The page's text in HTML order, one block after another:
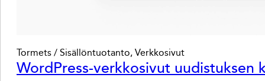
Tormets / Sisällöntuotanto, Verkkosivut
WordPress-verkkosivut uudistuksen